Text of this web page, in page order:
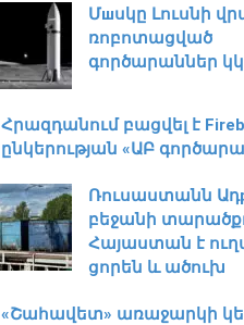
Մшսկը Լուսնի
ռոբոտացված
գործարաններ
Հրազդանում բացվել է
ընկերության «ԱԲ
Ռուսաստանն
բեջանի
Հայաստան է
ցորեն և ածուխ
«Շահավետ» առաջարկի